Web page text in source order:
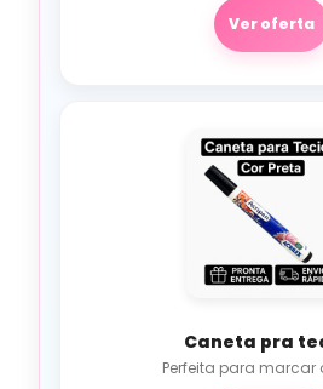
Ver oferta
Caneta pra
Perfeita para marcar